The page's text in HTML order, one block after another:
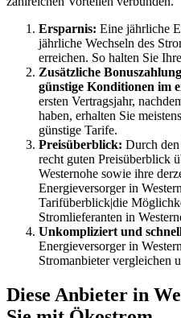
Ersparnis: Eine jährliche
jährliche Wechseln des
erreichen. So halten Sie
Zusätzliche
günstige Konditionen im
ersten Vertragsjahr,
haben, erhalten Sie
günstige Tarife.
Preisüberblick: Durch
recht guten Preisüberblick
Westernohe sowie ihre
Energieversorger in
Tarifüberblick|die
Stromlieferanten in
Unkompliziert und
Energieversorger in
Stromanbieter vergleichen
Diese Anbieter in